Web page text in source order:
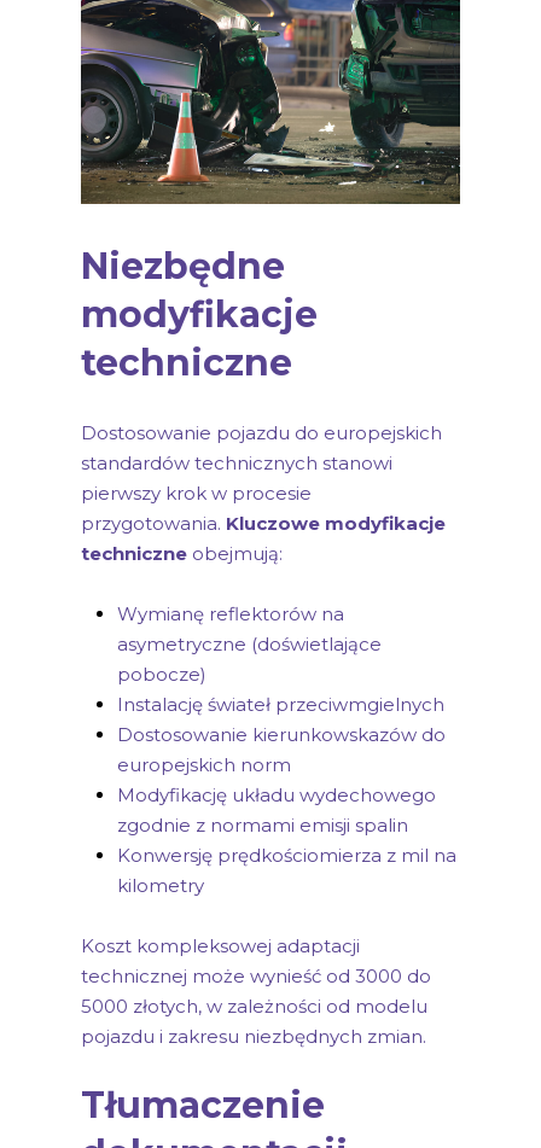
Niezbędne
modyfikacje
techniczne
Dostosowanie pojazdu do europejskich
standardów technicznych stanowi
pierwszy krok w procesie
przygotowania. Kluczowe modyfikacje
techniczne obejmują:
Wymianę reflektorów na
asymetryczne (doświetlające
pobocze)
Instalację świateł przeciwmgielnych
Dostosowanie kierunkowskazów do
europejskich norm
Modyfikację układu wydechowego
zgodnie z normami emisji spalin
Konwersję prędkościomierza z mil na
kilometry
Koszt kompleksowej adaptacji
technicznej może wynieść od 3000 do
5000 złotych, w zależności od modelu
pojazdu i zakresu niezbędnych zmian.
Tłumaczenie